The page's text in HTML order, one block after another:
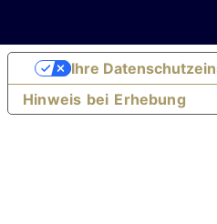
Hinweis bei Erhebung
Ihre